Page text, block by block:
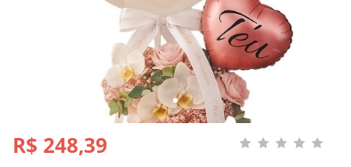
R$ 248,39